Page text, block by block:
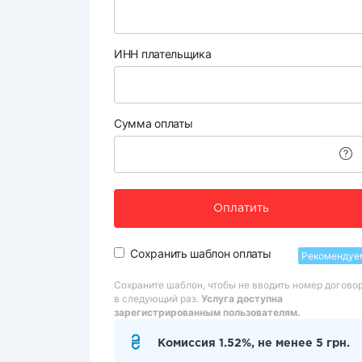
ИНН плательщика
Сумма оплаты
Оплатить
Сохранить шаблон оплаты
Сохраните шаблон, чтобы не вводить номер
в следующий раз. Услуга доступна
зарегистрированным пользователям.
Комиссия 1.52%, не менее 5 грн.